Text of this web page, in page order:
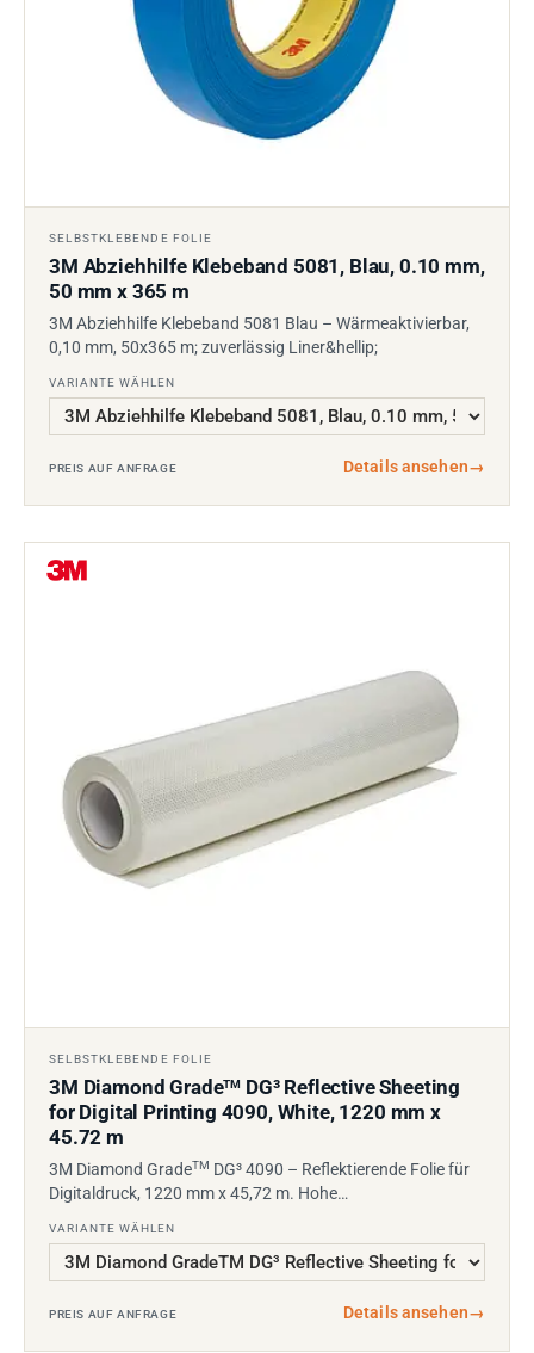
SELBSTKLEBENDE FOLIE
3M Abziehhilfe Klebeband 5081, Blau, 0.10 mm,
50 mm x 365 m
3M Abziehhilfe Klebeband 5081 Blau – Wärmeaktivierbar,
0,10 mm, 50x365 m; zuverlässig Liner&hellip;
VARIANTE WÄHLEN
PREIS AUF ANFRAGE Details ansehen→
SELBSTKLEBENDE FOLIE
3M Diamond GradeTM DG³ Reflective Sheeting
for Digital Printing 4090, White, 1220 mm x
45.72 m
3M Diamond GradeTM DG³ 4090 – Reflektierende Folie für
Digitaldruck, 1220 mm x 45,72 m. Hohe…
VARIANTE WÄHLEN
PREIS AUF ANFRAGE Details ansehen→